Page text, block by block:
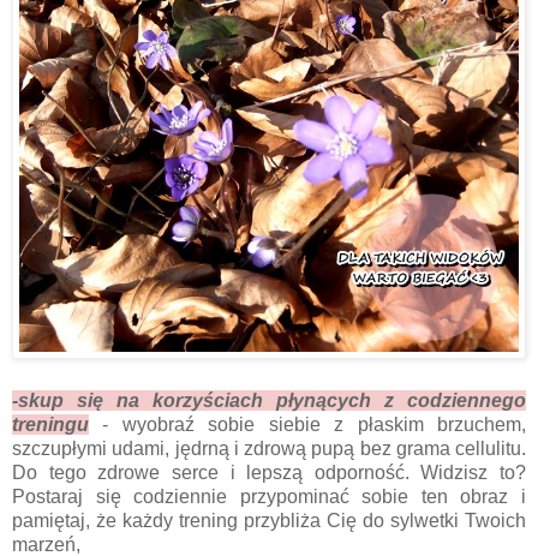
-skup się na korzyściach płynących z codziennego
treningu - wyobraź sobie siebie z płaskim brzuchem,
szczupłymi udami, jędrną i zdrową pupą bez grama cellulitu.
Do tego zdrowe serce i lepszą odporność. Widzisz to?
Postaraj się codziennie przypominać sobie ten obraz i
pamiętaj, że każdy trening przybliża Cię do sylwetki Twoich
marzeń,